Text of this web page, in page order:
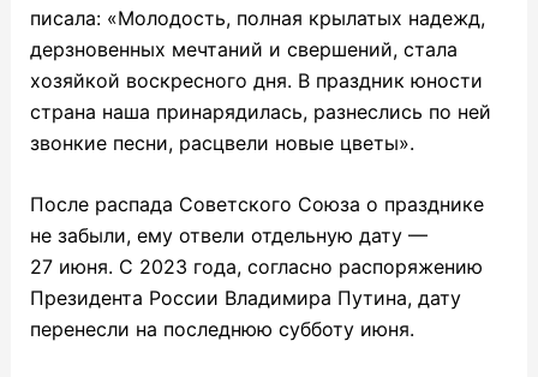
писала: «Молодость, полная крылатых надежд,
дерзновенных мечтаний и свершений, стала
хозяйкой воскресного дня. В праздник юности
страна наша принарядилась, разнеслись по ней
звонкие песни, расцвели новые цветы».
После распада Советского Союза о празднике
не забыли, ему отвели отдельную дату —
27 июня. С 2023 года, согласно распоряжению
Президента России Владимира Путина, дату
перенесли на последнюю субботу июня.